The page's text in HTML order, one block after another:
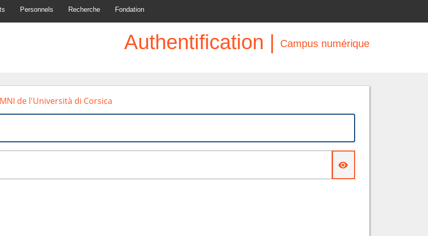
Personnels Recherche Fondation
Authentification | Campus numérique
de l'Università di Corsica